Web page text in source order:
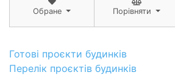
Обране Порівняти
Готові проєкти будинків
Перелік проєктів будинків